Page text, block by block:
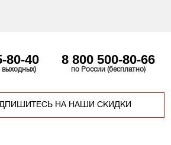
80-40
выходных)
8 800 500-80-66
по России (бесплатно)
НА НАШИ СКИДКИ